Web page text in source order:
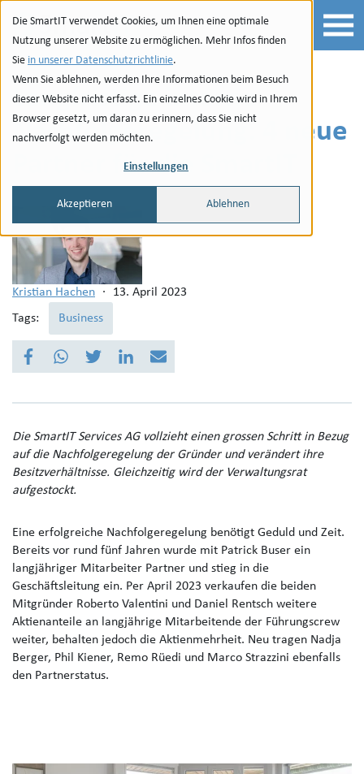
Die SmartIT verwendet Cookies, um Ihnen eine optimale
Nutzung unserer Website zu ermöglichen. Mehr Infos finden
Sie in unserer Datenschutzrichtlinie.
Wenn Sie ablehnen, werden Ihre Informationen beim Besuch
dieser Website nicht erfasst. Ein einzelnes Cookie wird in Ihrem
Browser gesetzt, um daran zu erinnern, dass Sie nicht
nachverfolgt werden möchten.
Einstellungen
Akzeptieren Ablehnen
Zur Navigation
zu den Quicklinks
Zur Suche
Zum Inhalt
Langfristige interne
Nachfolgeregelung: 4 neue
Partner für die SmartIT
Kristian Hachen ·
13. April 2023
Tags:
Business
Die SmartIT Services AG vollzieht einen grossen Schritt in Bezug
auf die Nachfolgeregelung der Gründer und verändert ihre
Besitzverhältnisse. Gleichzeitig wird der Verwaltungsrat
aufgestockt.
Eine erfolgreiche Nachfolgeregelung benötigt Geduld und Zeit.
Bereits vor rund fünf Jahren wurde mit Patrick Buser ein
langjähriger Mitarbeiter Partner und stieg in die
Geschäftsleitung ein. Per April 2023 verkaufen die beiden
Mitgründer Roberto Valentini und Daniel Rentsch weitere
Aktienanteile an langjährige Mitarbeitende der Führungscrew
weiter, behalten jedoch die Aktienmehrheit. Neu tragen Nadja
Berger, Phil Kiener, Remo Rüedi und Marco Strazzini ebenfalls
den Partnerstatus.